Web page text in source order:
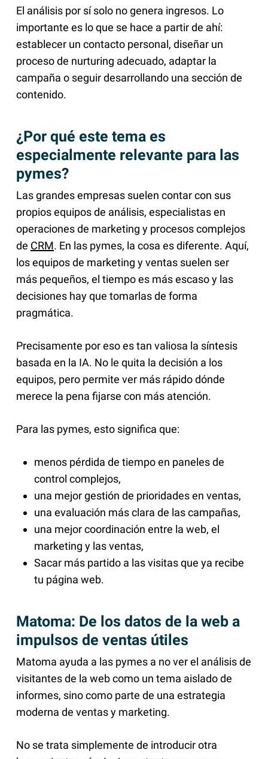
El análisis por sí solo no genera ingresos. Lo
importante es lo que se hace a partir de ahí:
establecer un contacto personal, diseñar un
proceso de nurturing adecuado, adaptar la
campaña o seguir desarrollando una sección de
contenido.
¿Por qué este tema es
especialmente relevante para las
pymes?
Las grandes empresas suelen contar con sus
propios equipos de análisis, especialistas en
operaciones de marketing y procesos complejos
de CRM. En las pymes, la cosa es diferente. Aquí,
los equipos de marketing y ventas suelen ser
más pequeños, el tiempo es más escaso y las
decisiones hay que tomarlas de forma
pragmática.
Precisamente por eso es tan valiosa la síntesis
basada en la IA. No le quita la decisión a los
equipos, pero permite ver más rápido dónde
merece la pena fijarse con más atención.
Para las pymes, esto significa que:
menos pérdida de tiempo en paneles de
control complejos,
una mejor gestión de prioridades en ventas,
una evaluación más clara de las campañas,
una mejor coordinación entre la web, el
marketing y las ventas,
Sacar más partido a las visitas que ya recibe
tu página web.
Matoma: De los datos de la web a
impulsos de ventas útiles
Matoma ayuda a las pymes a no ver el análisis de
visitantes de la web como un tema aislado de
informes, sino como parte de una estrategia
moderna de ventas y marketing.
No se trata simplemente de introducir otra